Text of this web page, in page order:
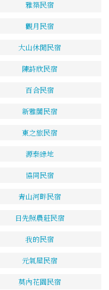
雅築民宿
觀月民宿
大山休閒民宿
陳詩欣民宿
百合民宿
新雅閣民宿
東之旅民宿
源泰綠地
協同民宿
青山河畔民宿
日先照農莊民宿
我的民宿
元氣屋民宿
莫內花園民宿